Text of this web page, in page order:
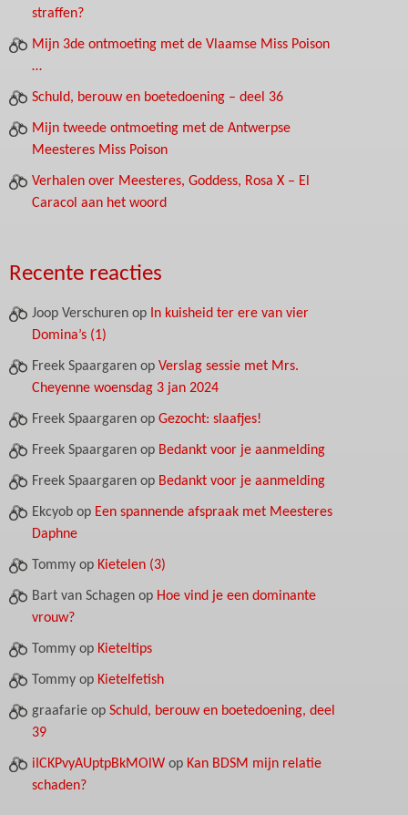
straffen?
Mijn 3de ontmoeting met de Vlaamse Miss Poison
…
Schuld, berouw en boetedoening – deel 36
Mijn tweede ontmoeting met de Antwerpse
Meesteres Miss Poison
Verhalen over Meesteres, Goddess, Rosa X – El
Caracol aan het woord
Recente reacties
Joop Verschuren op In kuisheid ter ere van vier
Domina’s (1)
Freek Spaargaren op Verslag sessie met Mrs.
Cheyenne woensdag 3 jan 2024
Freek Spaargaren op Gezocht: slaafjes!
Freek Spaargaren op Bedankt voor je aanmelding
Freek Spaargaren op Bedankt voor je aanmelding
Ekcyob op Een spannende afspraak met Meesteres
Daphne
Tommy op Kietelen (3)
Bart van Schagen op Hoe vind je een dominante
vrouw?
Tommy op Kieteltips
Tommy op Kietelfetish
graafarie op Schuld, berouw en boetedoening, deel
39
iICKPvyAUptpBkMOlW op Kan BDSM mijn relatie
schaden?